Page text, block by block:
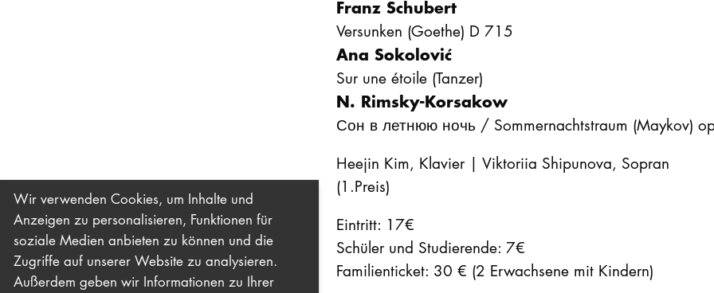
Franz Schubert
Versunken (Goethe) D 715
Ana Sokolović
Sur une étoile (Tanzer)
N. Rimsky-Korsakow
Сон в летнюю ночь / Sommernachtstraum (Maykov)
Heejin Kim, Klavier | Viktoriia Shipunova, Sopran
(1.Preis)
Eintritt: 17€
Schüler und Studierende: 7€
Familienticket: 30 € (2 Erwachsene mit Kindern)
Wir verwenden Cookies, um Inhalte und
Anzeigen zu personalisieren, Funktionen für
soziale Medien anbieten zu können und die
Zugriffe auf unserer Website zu analysieren.
Außerdem geben wir Informationen zu Ihrer